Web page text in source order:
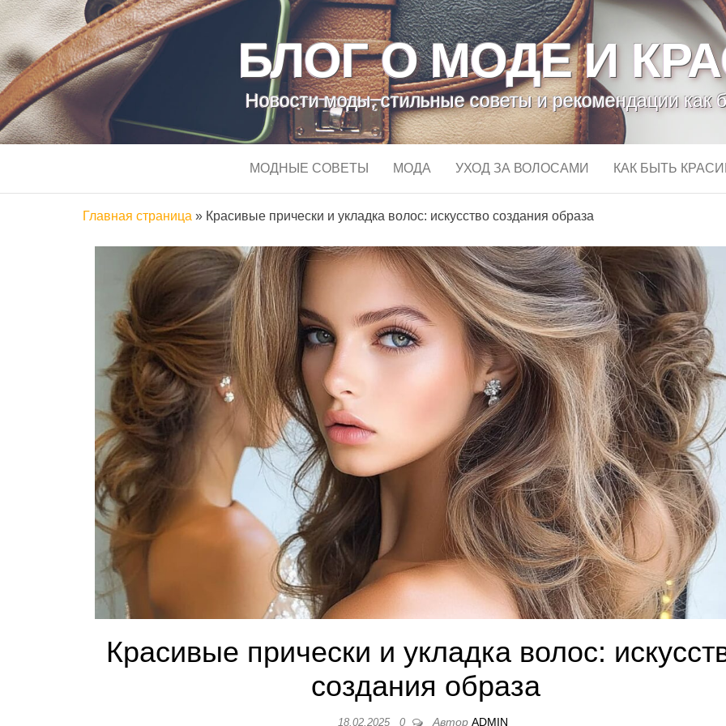
БЛОГ О МОДЕ И
Новости моды, стильные советы и рекомендации как
МОДНЫЕ СОВЕТЫ МОДА УХОД ЗА ВОЛОСАМИ КАК БЫТЬ
Главная страница » Красивые прически и укладка волос: искусство создания образа
Красивые прически и укладка волос:
создания образа
18.02.2025 0 Автор ADMIN